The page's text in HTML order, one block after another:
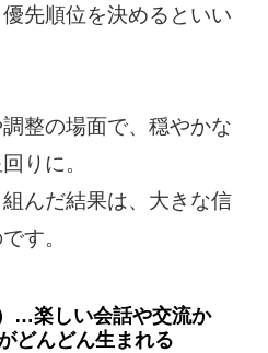
先順位を決めるといい
整の場面で、穏やかな
りに。
んだ結果は、大きな信
す。
…楽しい会話や交流か
どんどん生まれる